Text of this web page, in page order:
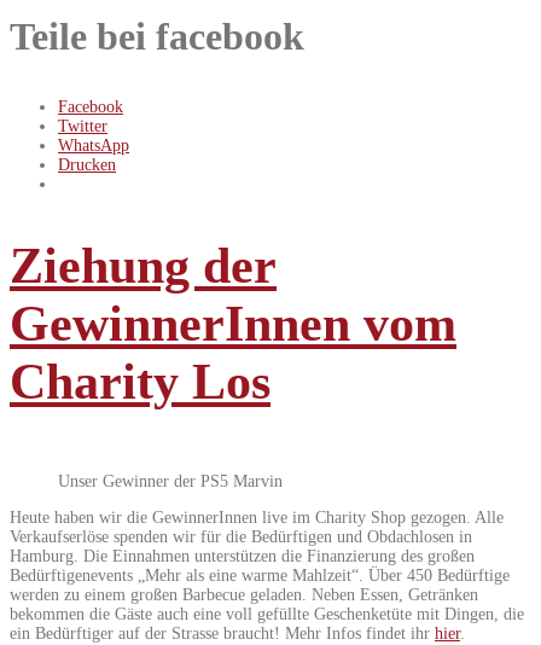
Teile bei facebook
Facebook
Twitter
WhatsApp
Drucken
Ziehung der
GewinnerInnen vom
Charity Los
Unser Gewinner der PS5 Marvin
Heute haben wir die GewinnerInnen live im Charity Shop gezogen. Alle
Verkaufserlöse spenden wir für die Bedürftigen und Obdachlosen in
Hamburg. Die Einnahmen unterstützen die Finanzierung des großen
Bedürftigenevents „Mehr als eine warme Mahlzeit“. Über 450 Bedürftige
werden zu einem großen Barbecue geladen. Neben Essen, Getränken
bekommen die Gäste auch eine voll gefüllte Geschenketüte mit Dingen, die
ein Bedürftiger auf der Strasse braucht! Mehr Infos findet ihr hier.